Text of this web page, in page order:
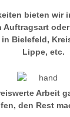
bieten wir
Auftragsart
Bielefeld,
Lippe, etc.
Arbeit
den Rest